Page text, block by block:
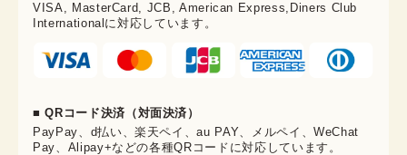
VISA, MasterCard, JCB, American Express,Diners Club
Internationalに対応しています。
■ QRコード決済（対面決済）
PayPay、d払い、楽天ペイ、au PAY、メルペイ、WeChat
Pay、Alipay+などの各種QRコードに対応しています。